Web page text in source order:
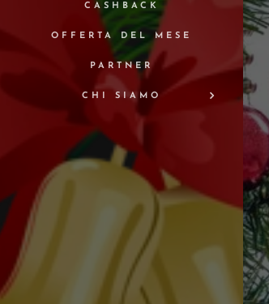
CASHBACK
OFFERTA DEL MESE
PARTNER
CHI SIAMO